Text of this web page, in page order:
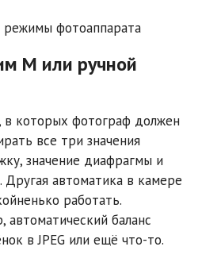
режимы фотоаппарата
М или ручной
в которых фотограф должен
все три значения
значение диафрагмы и
Другая автоматика в камере
работать.
автоматический баланс
в JPEG или ещё что-то.